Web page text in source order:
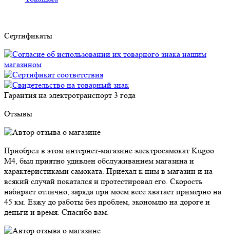
Сертификаты
Гарантия на электротранспорт 3 года
Отзывы
Приобрел в этом интернет-магазине электросамокат Kugoo
M4, был приятно удивлен обслуживанием магазина и
характеристиками самоката. Приехал к ним в магазин и на
всякий случай покатался и протестировал его. Скорость
набирает отлично, заряда при моем весе хватает примерно на
45 км. Езжу до работы без проблем, экономлю на дороге и
деньги и время. Спасибо вам.